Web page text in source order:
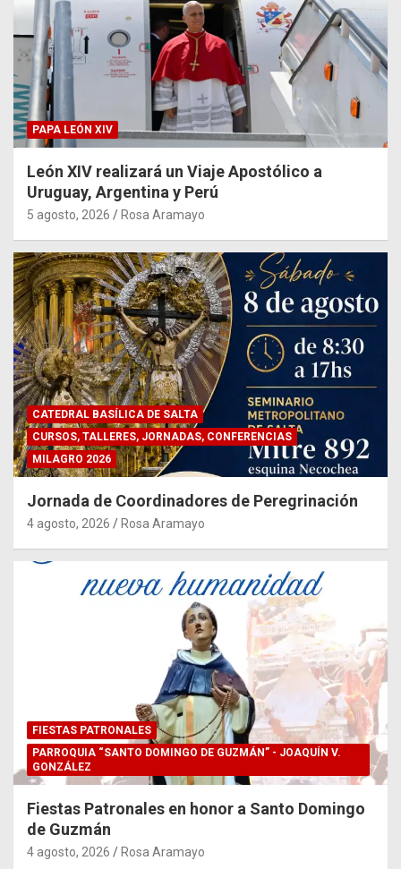
PAPA LEÓN XIV
León XIV realizará un Viaje Apostólico a
Uruguay, Argentina y Perú
5 agosto, 2026 Rosa Aramayo
CATEDRAL BASÍLICA DE SALTA
CURSOS, TALLERES, JORNADAS, CONFERENCIAS
MILAGRO 2026
Jornada de Coordinadores de Peregrinación
4 agosto, 2026 Rosa Aramayo
FIESTAS PATRONALES
PARROQUIA “SANTO DOMINGO DE GUZMÁN” - JOAQUÍN V.
GONZÁLEZ
Fiestas Patronales en honor a Santo Domingo
de Guzmán
4 agosto, 2026 Rosa Aramayo